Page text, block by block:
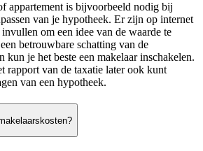
appartement is bijvoorbeeld nodig bij
van je hypotheek. Er zijn op internet
om een idee van de waarde te
betrouwbare schatting van de
je het beste een makelaar inschakelen.
rapport van de taxatie later ook kunt
van een hypotheek.